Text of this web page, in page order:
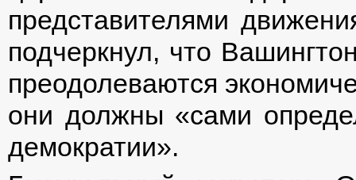
представителями
подчеркнул, что
преодолеваются
они должны «сами
демократии».